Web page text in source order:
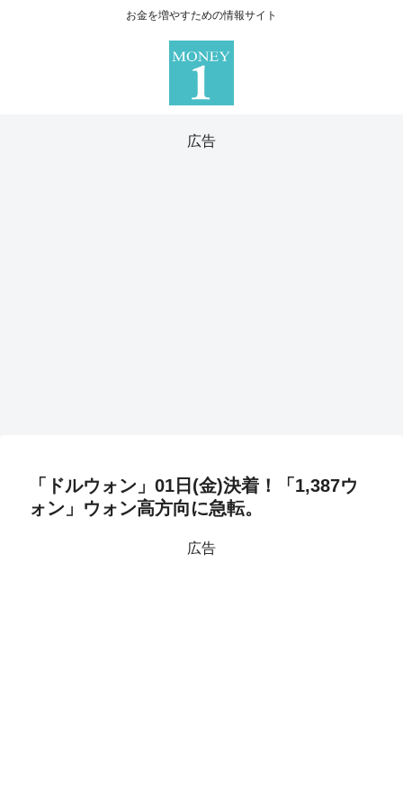
お金を増やすための情報サイト
広告
「ドルウォン」01日(金)決着！「1,387ウ
ォン」ウォン高方向に急転。
広告